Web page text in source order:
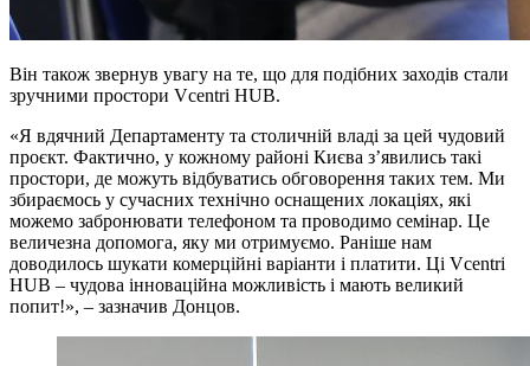
Він також звернув увагу на те, що для подібних заходів стали
зручними простори Vcentri HUB.
«Я вдячний Департаменту та столичній владі за цей чудовий
проєкт. Фактично, у кожному районі Києва з’явились такі
простори, де можуть відбуватись обговорення таких тем. Ми
збираємось у сучасних технічно оснащених локаціях, які
можемо забронювати телефоном та проводимо семінар. Це
величезна допомога, яку ми отримуємо. Раніше нам
доводилось шукати комерційні варіанти і платити. Ці Vcentri
HUB – чудова інноваційна можливість і мають великий
попит!», – зазначив Донцов.